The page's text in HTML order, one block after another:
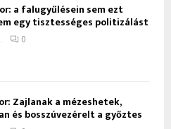
a falugyűlésein sem ezt
egy tisztességes politizálást
0
Zajlanak a mézeshetek,
és bosszúvezérelt a győztes